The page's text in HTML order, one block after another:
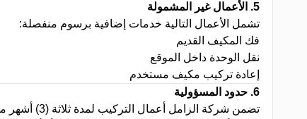
5.
الأعمال غير المشمولة
تشمل الأعمال التالية خدمات إضافية برسوم منفصلة:
فك المكيف القديم
نقل الوحدة داخل الموقع
إعادة تركيب مكيف مستخدم
6. حدود المسؤولية
تضمن شركة